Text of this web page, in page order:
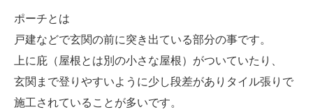
ポーチとは
戸建などで玄関の前に突き出ている部分の事です。
上に庇（屋根とは別の小さな屋根）がついていたり、
玄関まで登りやすいように少し段差がありタイル張りで
施工されていることが多いです。